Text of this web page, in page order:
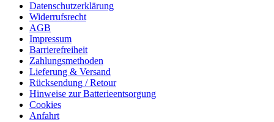
Datenschutzerklärung
Widerrufsrecht
AGB
Impressum
Barrierefreiheit
Zahlungsmethoden
Lieferung & Versand
Rücksendung / Retour
Hinweise zur Batterieentsorgung
Cookies
Anfahrt